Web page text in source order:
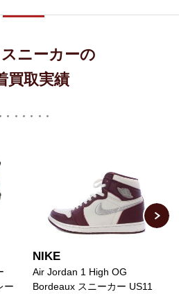
ニーカーの
買取実績
ー
NIKE
Air Jordan 1 High OG
Bordeaux スニーカー US11